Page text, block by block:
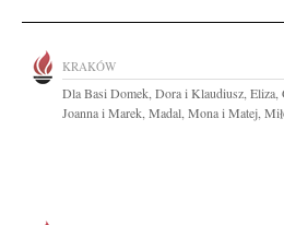
KRAKÓW
Dla Basi Domek, Dora i Klaudiusz, Eliza,
Joanna i Marek, Madal, Mona i Matej,